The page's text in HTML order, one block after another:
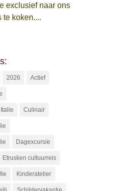
exclusief naar ons
te koken....
2026 Actief
Culinair
Dagexcursie
Etrusken cultuurreis
Kinderatelier